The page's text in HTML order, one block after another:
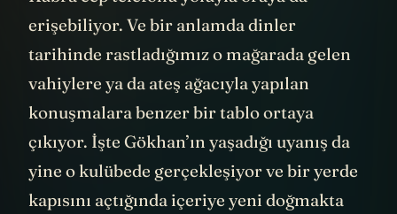
Kübra cep telefonu yoluyla oraya da
erişebiliyor. Ve bir anlamda dinler
tarihinde rastladığımız o mağarada gelen
vahiylere ya da ateş ağacıyla yapılan
konuşmalara benzer bir tablo ortaya
çıkıyor. İşte Gökhan’ın yaşadığı uyanış da
yine o kulübede gerçekleşiyor ve bir yerde